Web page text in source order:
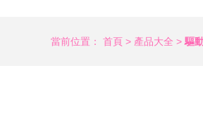
當前位置： 首頁 > 產品大全 > 驅